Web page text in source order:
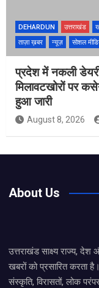
DEHARDUN उत्तराखंड
ताज़ा ख़बर
न्यूज़ सोशल
प्रदेश में नकली
मिलावटखोरों पर
हुआ जारी
August 8, 2026
About Us
उत्तराखंड साक्ष्य राज्य,
खबरों को प्रसारित करता
संस्कृति, विरासतों, लोक